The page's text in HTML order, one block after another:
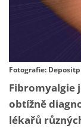
Fotografie:
Fibromyalgie
obtížně
lékařů